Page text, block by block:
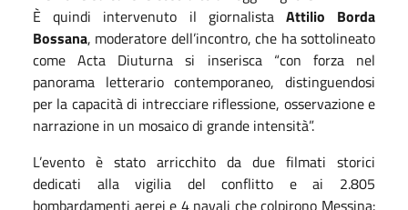
È quindi intervenuto il giornalista Attilio Borda
Bossana, moderatore dell’incontro, che ha sottolineato
come Acta Diuturna si inserisca “con forza nel
panorama letterario contemporaneo, distinguendosi
per la capacità di intrecciare riflessione, osservazione e
narrazione in un mosaico di grande intensità”.
L’evento è stato arricchito da due filmati storici
dedicati alla vigilia del conflitto e ai 2.805
bombardamenti aerei e 4 navali che colpirono Messina: